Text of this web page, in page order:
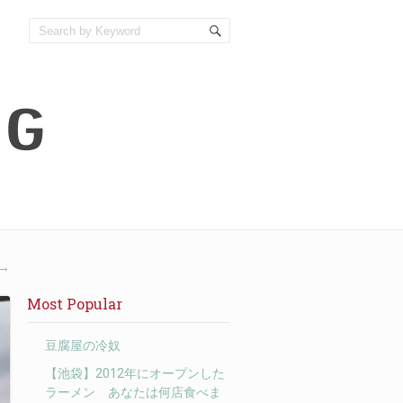
Most Popular
豆腐屋の冷奴
【池袋】2012年にオープンした
ラーメン あなたは何店食べま